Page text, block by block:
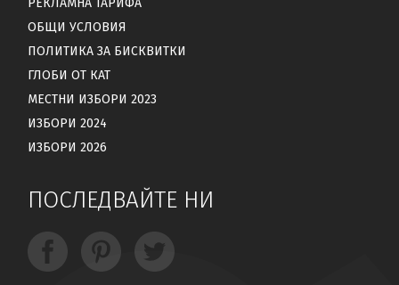
РЕКЛАМНА ТАРИФА
ОБЩИ УСЛОВИЯ
ПОЛИТИКА ЗА БИСКВИТКИ
ГЛОБИ ОТ КАТ
МЕСТНИ ИЗБОРИ 2023
ИЗБОРИ 2024
ИЗБОРИ 2026
ПОСЛЕДВАЙТЕ НИ